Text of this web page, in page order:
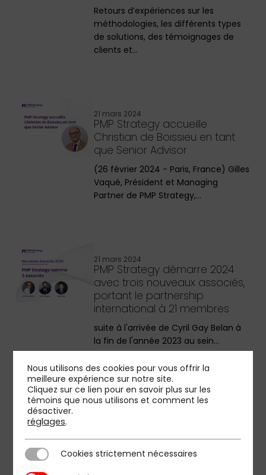
Retours d’expériences sur les
méthodologies, les différents types
de solutions, des témoignages de
clients et…
21 mars 2024
PMP Strategy accueille
Christian de Boissieu en tant
que Senior Advisor
(26 février 2024 - Paris, France) Gilles
Vaqué, Président et Managing
Partner de PMP Strategy,…
21 mars 2024
PMP Strategy démarre 2024
avec trois nouveaux associés,
portant le partnership
international à 21 membres
suite à l'arrivée de Cyril Gay Belan à
la fin de l'année 2023 au sein…
21 mars 2024
dévoilent les conclusions d’une
étude sur l’évolution du
Nous utilisons des cookies pour vous offrir la
meilleure expérience sur notre site.
Cliquez sur ce lien pour en savoir plus sur les
témoins que nous utilisons et comment les
désactiver.
réglages.
Cookies strictement nécessaires
Cookies strictement nécessaires